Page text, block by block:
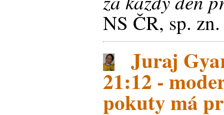
NS ČR, sp.
Juraj
21:12 -
pokuty má